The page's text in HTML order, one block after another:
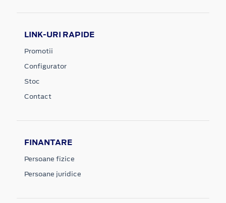
LINK-URI RAPIDE
Promotii
Configurator
Stoc
Contact
FINANTARE
Persoane fizice
Persoane juridice